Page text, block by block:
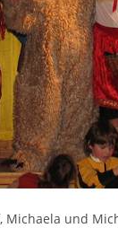
Michaela und